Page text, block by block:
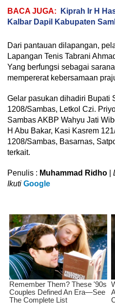
BACA JUGA:
Kiprah Ir H
Kalbar Dapil Kabupaten
Dari pantauan dilapangan,
Lapangan Tenis Tabrani
Yang berfungsi sebagai
mempererat kebersamaan
Gelar pasukan dihadiri Bupati
1208/Sambas, Letkol Czi.
Sambas AKBP Wahyu Jati
H Abu Bakar, Kasi Kasrem
1208/Sambas, Basarnas,
terkait.
Penulis : Muhammad Ridho
Ikuti Google